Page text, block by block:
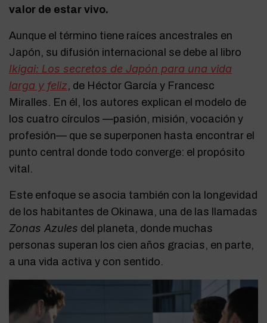
valor de estar vivo.
Aunque el término tiene raíces ancestrales en
Japón, su difusión internacional se debe al libro
Ikigai: Los secretos de Japón para una vida
larga y feliz, de Héctor García y Francesc
Miralles. En él, los autores explican el modelo de
los cuatro círculos —pasión, misión, vocación y
profesión— que se superponen hasta encontrar el
punto central donde todo converge: el propósito
vital.
Este enfoque se asocia también con la longevidad
de los habitantes de Okinawa, una de las llamadas
Zonas Azules del planeta, donde muchas
personas superan los cien años gracias, en parte,
a una vida activa y con sentido.